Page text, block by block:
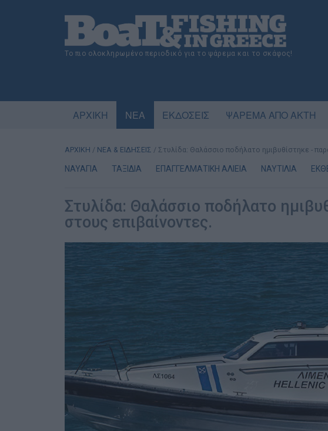
Το πιο ολοκληρωμένο περιοδικό για το ψάρεμα και το σκάφος!
ΑΡΧΙΚΗ ΝΕΑ ΕΚΔΟΣΕΙΣ ΨΑΡΕΜΑ ΑΠΟ ΑΚΤΗ
ΑΡΧΙΚΗ / ΝΕΑ & ΕΙΔΗΣΕΙΣ / Στυλίδα: Θαλάσσιο ποδήλατο ημιβυθίστηκε -
ΝΑΥΑΓΙΑ ΤΑΞΙΔΙΑ ΕΠΑΓΓΕΛΜΑΤΙΚΗ ΑΛΙΕΙΑ ΝΑΥΤΙΛΙΑ
Στυλίδα: Θαλάσσιο ποδήλατο
στους επιβαίνοντες.